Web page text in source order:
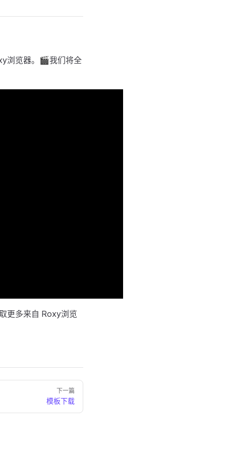
浏览器。🎬我们将全
更多来自 Roxy浏览
下一篇
模板下载